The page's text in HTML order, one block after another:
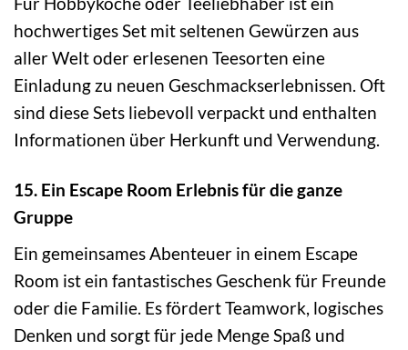
hochwertiges Set mit seltenen Gewürzen aus
aller Welt oder erlesenen Teesorten eine
Einladung zu neuen Geschmackserlebnissen. Oft
sind diese Sets liebevoll verpackt und enthalten
Informationen über Herkunft und Verwendung.
15. Ein Escape Room Erlebnis für die ganze
Gruppe
Ein gemeinsames Abenteuer in einem Escape
Room ist ein fantastisches Geschenk für Freunde
oder die Familie. Es fördert Teamwork, logisches
Denken und sorgt für jede Menge Spaß und